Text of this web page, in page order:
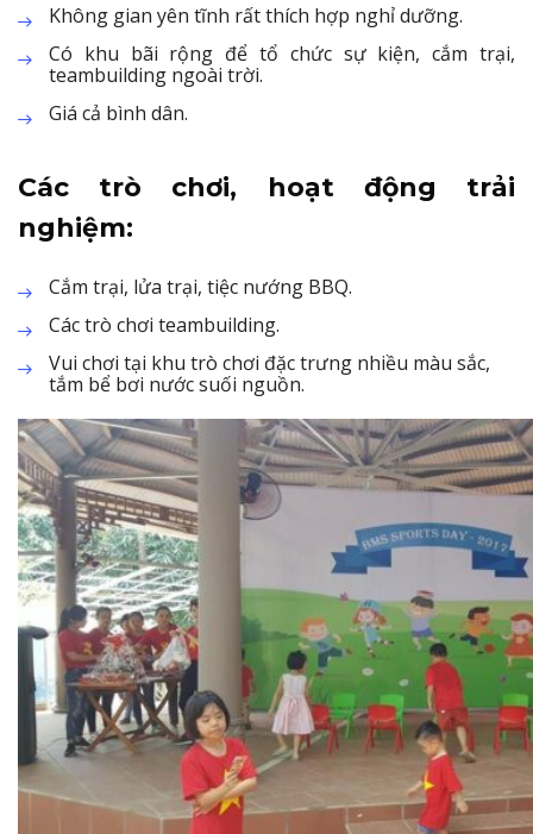
Không gian yên tĩnh rất thích hợp nghỉ dưỡng.
Có khu bãi rộng để tổ chức sự kiện, cắm trại,
teambuilding ngoài trời.
Giá cả bình dân.
Các trò chơi, hoạt động trải
nghiệm:
Cắm trại, lửa trại, tiệc nướng BBQ.
Các trò chơi teambuilding.
Vui chơi tại khu trò chơi đặc trưng nhiều màu sắc,
tắm bể bơi nước suối nguồn.